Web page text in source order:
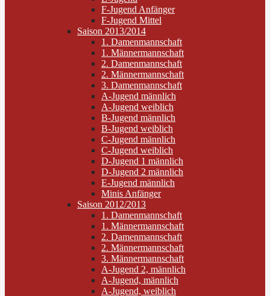
F-Jugend Anfänger
F-Jugend Mittel
Saison 2013/2014
1. Damenmannschaft
1. Männermannschaft
2. Damenmannschaft
2. Männermannschaft
3. Damenmannschaft
A-Jugend männlich
A-Jugend weiblich
B-Jugend männlich
B-Jugend weiblich
C-Jugend männlich
C-Jugend weiblich
D-Jugend 1 männlich
D-Jugend 2 männlich
E-Jugend männlich
Minis Anfänger
Saison 2012/2013
1. Damenmannschaft
1. Männermannschaft
2. Damenmannschaft
2. Männermannschaft
3. Männermannschaft
A-Jugend 2, männlich
A-Jugend, männlich
A-Jugend, weiblich